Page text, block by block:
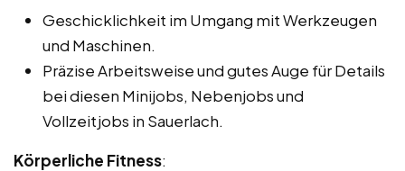
Geschicklichkeit im Umgang mit Werkzeugen
und Maschinen.
Präzise Arbeitsweise und gutes Auge für Details
bei diesen Minijobs, Nebenjobs und
Vollzeitjobs in Sauerlach.
Körperliche Fitness: